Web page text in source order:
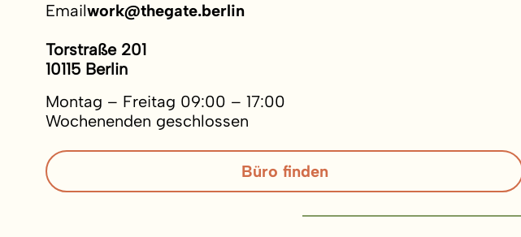
Emailwork@thegate.berlin
Torstraße 201
10115 Berlin
Montag – Freitag 09:00 – 17:00
Wochenenden geschlossen
Büro finden